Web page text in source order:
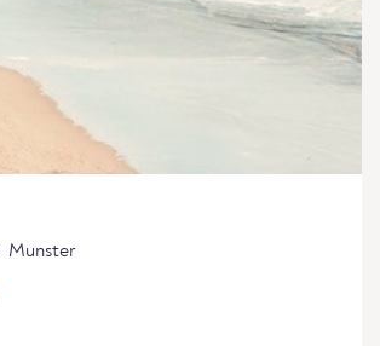
Munster